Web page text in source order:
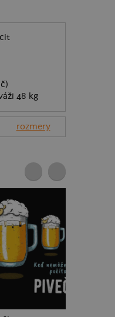
48 kg
rozmery